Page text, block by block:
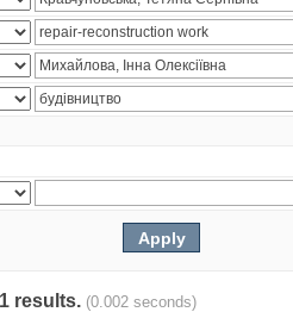
results. (0.002 seconds)